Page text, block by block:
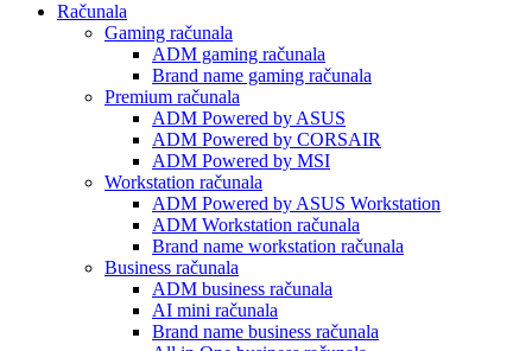
Računala
Gaming računala
ADM gaming računala
Brand name gaming računala
Premium računala
ADM Powered by ASUS
ADM Powered by CORSAIR
ADM Powered by MSI
Workstation računala
ADM Powered by ASUS Workstation
ADM Workstation računala
Brand name workstation računala
Business računala
ADM business računala
AI mini računala
Brand name business računala